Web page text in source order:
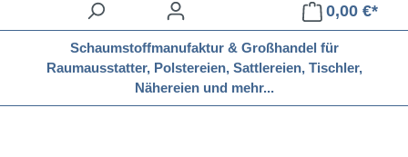
0,00 €*
Schaumstoffmanufaktur & Großhandel für
Raumausstatter, Polstereien, Sattlereien, Tischler,
Nähereien und mehr...